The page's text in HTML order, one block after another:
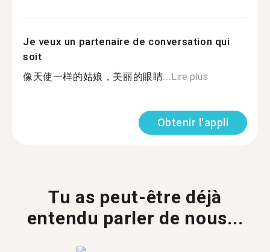
Je veux un partenaire de conversation qui
soit
像天使一样的姑娘，美丽的眼睛...Lire plus
Obtenir l'appli
Tu as peut-être déjà
entendu parler de nous...